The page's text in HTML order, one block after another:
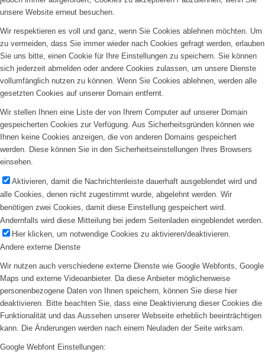
unsere Website erneut besuchen.
Wir respektieren es voll und ganz, wenn Sie Cookies ablehnen möchten. Um
zu vermeiden, dass Sie immer wieder nach Cookies gefragt werden, erlauben
Sie uns bitte, einen Cookie für Ihre Einstellungen zu speichern. Sie können
sich jederzeit abmelden oder andere Cookies zulassen, um unsere Dienste
vollumfänglich nutzen zu können. Wenn Sie Cookies ablehnen, werden alle
gesetzten Cookies auf unserer Domain entfernt.
Wir stellen Ihnen eine Liste der von Ihrem Computer auf unserer Domain
gespeicherten Cookies zur Verfügung. Aus Sicherheitsgründen können wie
Ihnen keine Cookies anzeigen, die von anderen Domains gespeichert
werden. Diese können Sie in den Sicherheitseinstellungen Ihres Browsers
einsehen.
Aktivieren, damit die Nachrichtenleiste dauerhaft ausgeblendet wird und
alle Cookies, denen nicht zugestimmt wurde, abgelehnt werden. Wir
benötigen zwei Cookies, damit diese Einstellung gespeichert wird.
Andernfalls wird diese Mitteilung bei jedem Seitenladen eingeblendet werden.
Hier klicken, um notwendige Cookies zu aktivieren/deaktivieren.
Andere externe Dienste
Wir nutzen auch verschiedene externe Dienste wie Google Webfonts, Google
Maps und externe Videoanbieter. Da diese Anbieter möglicherweise
personenbezogene Daten von Ihnen speichern, können Sie diese hier
deaktivieren. Bitte beachten Sie, dass eine Deaktivierung dieser Cookies die
Funktionalität und das Aussehen unserer Webseite erheblich beeinträchtigen
kann. Die Änderungen werden nach einem Neuladen der Seite wirksam.
Google Webfont Einstellungen: